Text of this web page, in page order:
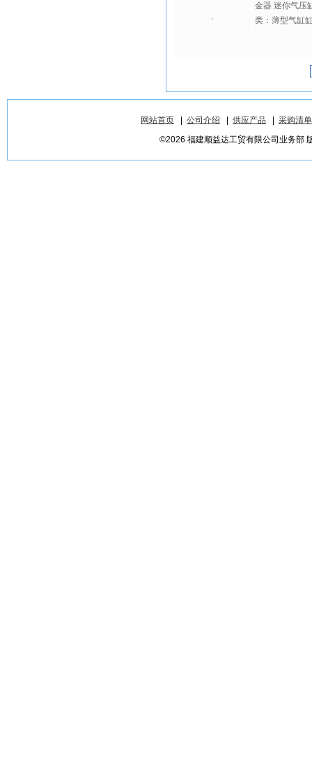
金器 迷你气压
类：薄型气缸
网站首页 公司介绍 供应产品
采购清单
©2026 福建顺益达工贸有限公司业务部